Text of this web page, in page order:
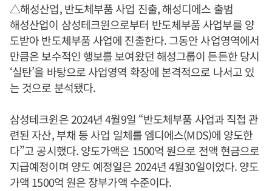
△해성산업, 반도체부품 사업 진출, 해성디에스 출범
해성산업이 삼성테크윈으로부터 반도체부품 사업부를 양
도받아 반도체부품 사업에 진출한다. 그동안 사업영역에서
만큼은 보수적인 행보를 보여왔던 해성그룹이 든든한 당시
‘실탄’을 바탕으로 사업영역 확장에 본격적으로 나서고 있
는 것으로 분석됐다.
삼성테크윈은 2024년 4월9일 “반도체부품 사업과 직접 관
련된 자산, 부채 등 사업 일체를 엠디에스(MDS)에 양도한
다”고 공시했다. 양도가액은 1500억 원으로 전액 현금으로
지급예정이며 양도 예정일은 2024년 4월30일이었다. 양도
가액 1500억 원은 장부가액 수준이다.